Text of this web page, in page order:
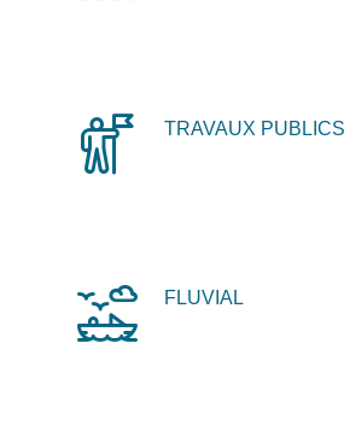
TRAVAUX PUBLICS
FLUVIAL